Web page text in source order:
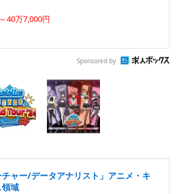
40万7,000円
Sponsored by
チャー/データアナリスト」アニメ・キ
域